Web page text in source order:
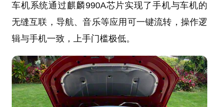
车机系统通过麒麟990A芯片实现了手机与车机的
无缝互联，导航、音乐等应用可一键流转，操作逻
辑与手机一致，上手门槛极低。